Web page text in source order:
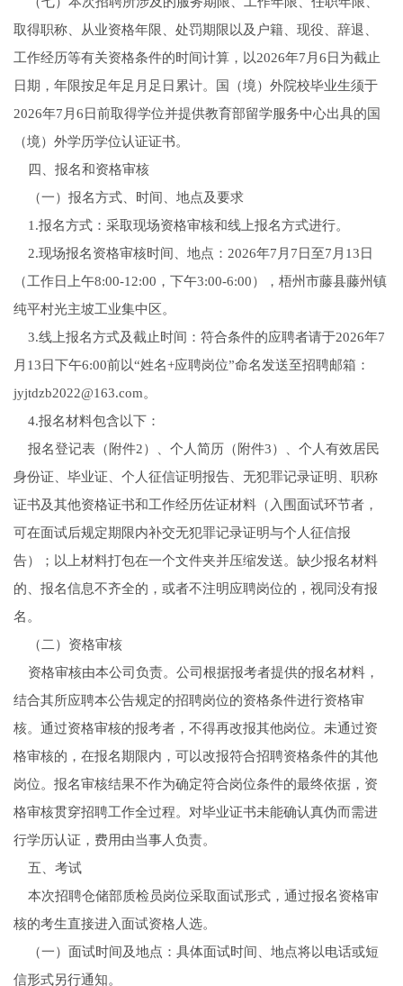
取得职称、从业资格年限、处罚期限以及户籍、现役、辞退、
工作经历等有关资格条件的时间计算，以2026年7月6日为截止
日期，年限按足年足月足日累计。国（境）外院校毕业生须于
2026年7月6日前取得学位并提供教育部留学服务中心出具的国
（境）外学历学位认证证书。
四、报名和资格审核
（一）报名方式、时间、地点及要求
1.报名方式：采取现场资格审核和线上报名方式进行。
2.现场报名资格审核时间、地点：2026年7月7日至7月13日
（工作日上午8:00-12:00，下午3:00-6:00），梧州市藤县藤州镇
纯平村光主坡工业集中区。
3.线上报名方式及截止时间：符合条件的应聘者请于2026年7
月13日下午6:00前以“姓名+应聘岗位”命名发送至招聘邮箱：
jyjtdzb2022@163.com。
4.报名材料包含以下：
报名登记表（附件2）、个人简历（附件3）、个人有效居民
身份证、毕业证、个人征信证明报告、无犯罪记录证明、职称
证书及其他资格证书和工作经历佐证材料（入围面试环节者，
可在面试后规定期限内补交无犯罪记录证明与个人征信报
告）；以上材料打包在一个文件夹并压缩发送。缺少报名材料
的、报名信息不齐全的，或者不注明应聘岗位的，视同没有报
名。
（二）资格审核
资格审核由本公司负责。公司根据报考者提供的报名材料，
结合其所应聘本公告规定的招聘岗位的资格条件进行资格审
核。通过资格审核的报考者，不得再改报其他岗位。未通过资
格审核的，在报名期限内，可以改报符合招聘资格条件的其他
岗位。报名审核结果不作为确定符合岗位条件的最终依据，资
格审核贯穿招聘工作全过程。对毕业证书未能确认真伪而需进
行学历认证，费用由当事人负责。
五、考试
本次招聘仓储部质检员岗位采取面试形式，通过报名资格审
核的考生直接进入面试资格人选。
（一）面试时间及地点：具体面试时间、地点将以电话或短
信形式另行通知。